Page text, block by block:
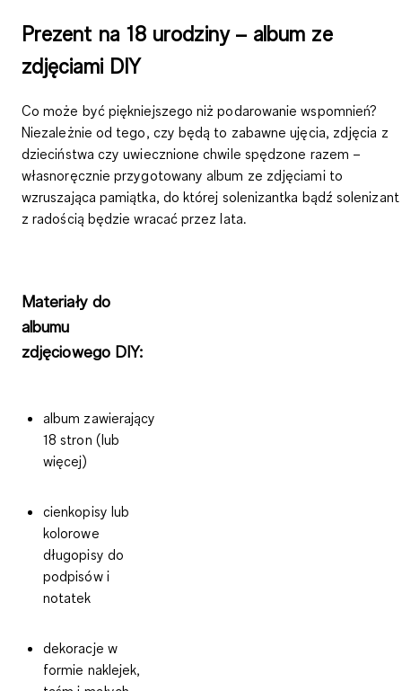
Prezent na 18 urodziny – album ze
zdjęciami DIY
Co może być piękniejszego niż podarowanie wspomnień?
Niezależnie od tego, czy będą to zabawne ujęcia, zdjęcia z
dzieciństwa czy uwiecznione chwile spędzone razem –
własnoręcznie przygotowany album ze zdjęciami to
wzruszająca pamiątka, do której solenizantka bądź solenizant
z radością będzie wracać przez lata.
Materiały do
albumu
zdjęciowego DIY:
album zawierający
18 stron (lub
więcej)
cienkopisy lub
kolorowe
długopisy do
podpisów i
notatek
dekoracje w
formie naklejek,